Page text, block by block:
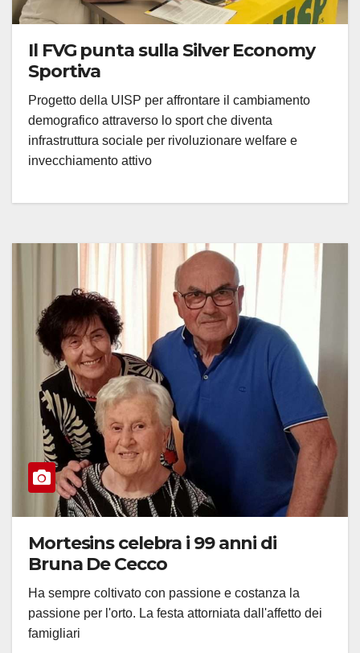
Il FVG punta sulla Silver Economy
Sportiva
Progetto della UISP per affrontare il cambiamento
demografico attraverso lo sport che diventa
infrastruttura sociale per rivoluzionare welfare e
invecchiamento attivo
Mortesins celebra i 99 anni di
Bruna De Cecco
Ha sempre coltivato con passione e costanza la
passione per l'orto. La festa attorniata dall'affetto dei
famigliari